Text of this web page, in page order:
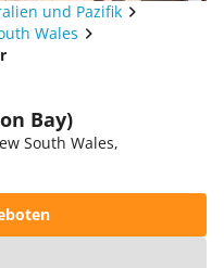
und Pazifik
Wales
Bay)
South Wales,